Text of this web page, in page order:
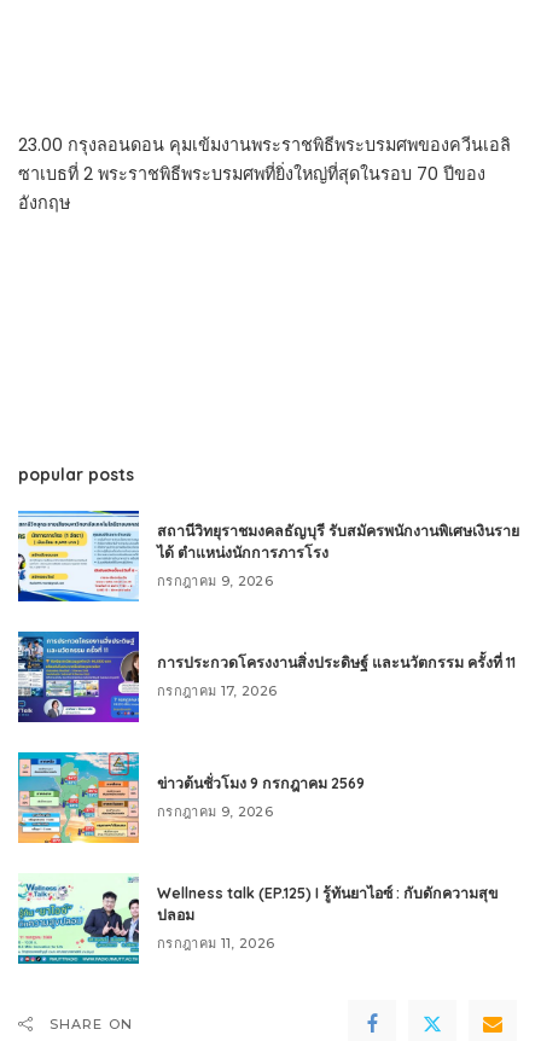
23.00 กรุงลอนดอน คุมเข้มงานพระราชพิธีพระบรมศพของควีนเอลิ
ซาเบธที่ 2 พระราชพิธีพระบรมศพที่ยิ่งใหญ่ที่สุดในรอบ 70 ปีของ
อังกฤษ
popular posts
สถานีวิทยุราชมงคลธัญบุรี รับสมัครพนักงานพิเศษเงินราย
ได้ ตำแหน่งนักการภารโรง
กรกฎาคม 9, 2026
การประกวดโครงงานสิ่งประดิษฐ์ และนวัตกรรม ครั้งที่ 11
กรกฎาคม 17, 2026
ข่าวต้นชั่วโมง 9 กรกฎาคม 2569
กรกฎาคม 9, 2026
Wellness talk (EP.125) I รู้ทันยาไอซ์ : กับดักความสุข
ปลอม
กรกฎาคม 11, 2026
SHARE ON